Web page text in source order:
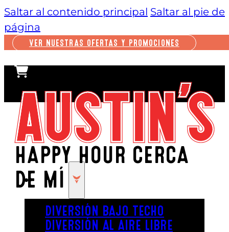
Saltar al contenido principal Saltar al pie de
página
VER NUESTRAS OFERTAS Y PROMOCIONES
JUGAR
DIVERSIÓN BAJO TECHO
DIVERSIÓN AL AIRE LIBRE
HAPPY HOUR CERCA
DE MÍ